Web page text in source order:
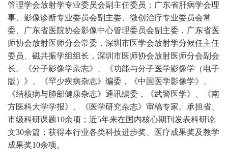
管理学会放射学专业委员会副主任委员；广东省肝病学会理
事、影像诊断专业委员会副主委、微创治疗专业委员会常
委、广东省医院协会影像中心管理委员会副主委，广东省医
师协会放射医师分会常委，深圳市医学会放射学分候任主任
委员、磁共振学组组长，深圳市医师协会放射医师分会副会
长。《分子影像学杂志》、《功能与分子医学影像学（电子
版）》、《罕少疾病杂志》编委，《中国医学影像学》、
《结核病与肺部健康杂志》通讯编委，《武警医学》、《南
方医科大学学报》、《医学研究杂志》审稿专家。承担省、
市级科研课题10余项；近5年来在国内核心期刊发表科研论
文30余篇；获得本行业各类科技进步奖、医疗成果奖及教学
成果奖10余项。